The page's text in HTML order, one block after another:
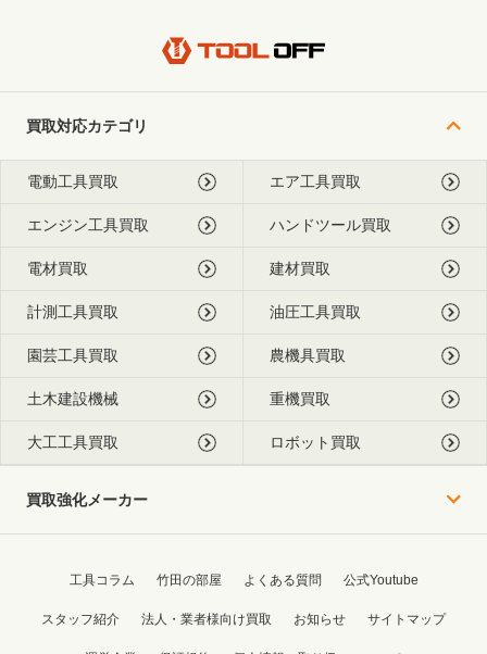
買取対応カテゴリ
電動工具買取 エア工具買取
エンジン工具買取 ハンドツール買取
電材買取 建材買取
計測工具買取 油圧工具買取
園芸工具買取 農機具買取
土木建設機械 重機買取
大工工具買取 ロボット買取
買取強化メーカー
工具コラム 竹田の部屋 よくある質問 公式Youtube
スタッフ紹介 法人・業者様向け買取 お知らせ サイトマップ